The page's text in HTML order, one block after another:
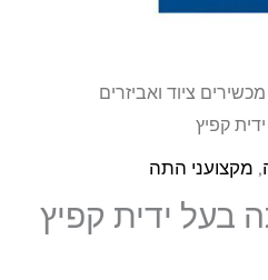
מכשירים ציוד ואביזרים
קפיץ
, מקצועני התה
בעל ידית קפיץ